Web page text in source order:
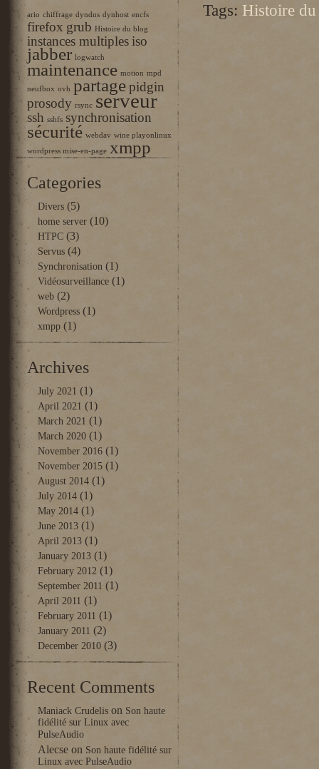
ario chiffrage dyndns dynhost encfs
firefox grub Histoire du blog
instances multiples iso
jabber logwatch
maintenance motion mpd
neufbox ovh partage pidgin
prosody rsync serveur
ssh sshfs synchronisation
sécurité webdav wine playonlinux
wordpress mise-en-page xmpp
Categories
Divers(5)
home server(10)
HTPC(3)
Servus(4)
Synchronisation (1)
Vidéosurveillance(1)
web(2)
Wordpress(1)
xmpp(1)
Archives
July 2021 (1)
April 2021 (1)
March 2021 (1)
March 2020(1)
November 2016(1)
November 2015(1)
August 2014(1)
July 2014(1)
May 2014(1)
June 2013(1)
April 2013(1)
January 2013(1)
February 2012 (1)
September 2011 (1)
April 2011 (1)
February 2011 (1)
January 2011 (2)
December 2010(3)
Recent Comments
Maniack Crudelison Son haute
fidélité sur Linux avec
PulseAudio
Alecseon Son haute fidélité sur
Linux avec PulseAudio
Tags: Histoire